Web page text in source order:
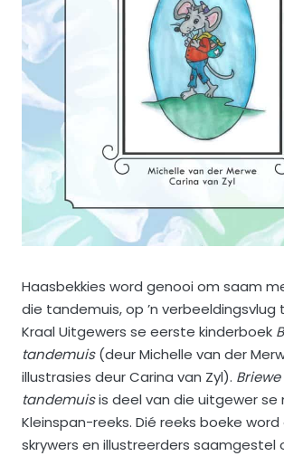
Haasbekkies word genooi om saam
die tandemuis, op ’n verbeeldingsvlug
Kraal Uitgewers se eerste kinderboek
tandemuis(deur Michelle van der
illustrasies deur Carina van Zyl).
tandemuisis deel van die uitgewer se
Kleinspan-reeks. Dié reeks boeke
skrywers en illustreerders saamgestel